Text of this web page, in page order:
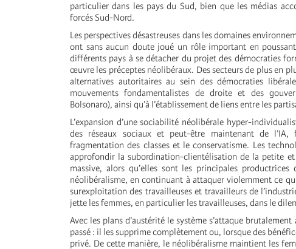
particulier dans les pays du Sud, bien que les médias
forcés Sud-Nord.
Les perspectives désastreuses dans les domaines
ont sans aucun doute joué un rôle important en
différents pays à se détacher du projet des démocraties
œuvre les préceptes néolibéraux. Des secteurs de plus en
alternatives autoritaires au sein des démocraties
mouvements fondamentalistes de droite et des
Bolsonaro), ainsi qu’à l’établissement de liens entre les
L’expansion d’une sociabilité néolibérale hyper-
des réseaux sociaux et peut-être maintenant de
fragmentation des classes et le conservatisme. Les
approfondir la subordination-clientélisation de la petite
massive, alors qu’elles sont les principales
néolibéralisme, en continuant à attaquer violemment ce
surexploitation des travailleuses et travailleurs de
jette les femmes, en particulier les travailleuses, dans le
Avec les plans d’austérité le système s’attaque
passé : il les supprime complètement ou, lorsque des
privé. De cette manière, le néolibéralisme maintient les